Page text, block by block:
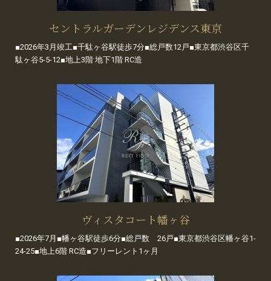
セントラルガーデンレジデンス東京
■2026年3月竣工■千駄ヶ谷駅徒歩7分■総戸数12戸■東京都渋谷区千
駄ヶ谷5-5-12■地上3階 地下1階 RC造
ヴィスタコート幡ヶ谷
■2026年7月■幡ヶ谷駅徒歩6分■総戸数 26戸■東京都渋谷区幡ヶ谷1-
24-25■地上6階 RC造■フリーレント1ヶ月